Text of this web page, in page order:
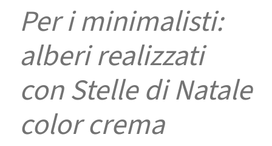
Per i minimalisti:
alberi realizzati
con Stelle di Natale
color crema